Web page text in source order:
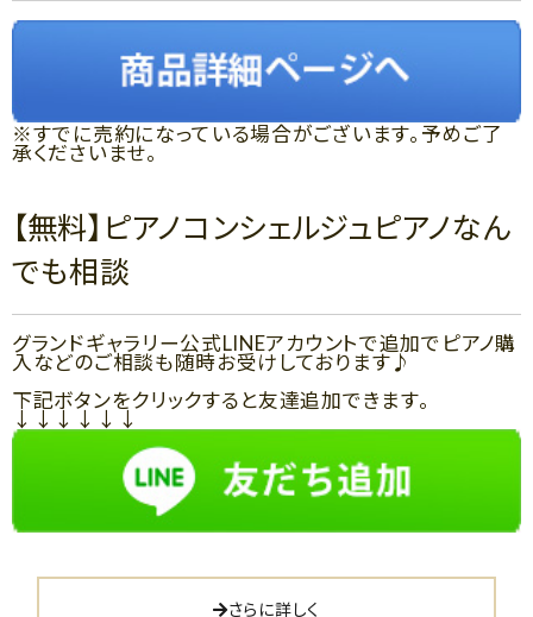
※すでに売約になっている場合がございます。予めご了
承くださいませ。
【無料】ピアノコンシェルジュピアノなん
でも相談
グランドギャラリー公式LINEアカウントで追加でピアノ購
入などのご相談も随時お受けしております♪
下記ボタンをクリックすると友達追加できます。
↓↓↓↓↓↓
さらに詳しく